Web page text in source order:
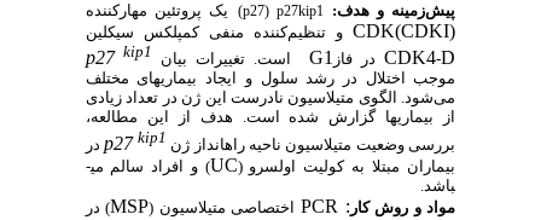
پیش‌زمینه و هدف: (p27) p27kip1 یک پروتئین مهارکننده
CDK(CDKI)و تنظیم‌کننده منفی کمپلکس سیکلین
D
-
CDK4در فاز G1 است. تغییرات بیان p27kip1
موجب اختلال در رشد سلول و ایجاد بیماری­های مختلف
می‌شود. الگوی متیلاسیون نادرست این ژن در تعداد زیادی
از بیماری­ها گزارش شده است. هدف از این مطالعه،
بررسی وضعیت متیلاسیون ناحیه راه­انداز ژن
p27kip1
در
بیماران مبتلا به کولیت اولسرو (UC) و افراد سالم می­
باشد.
مواد و روش‌ کار :
PCR اختصاصی متیلاسیون (MSP) در